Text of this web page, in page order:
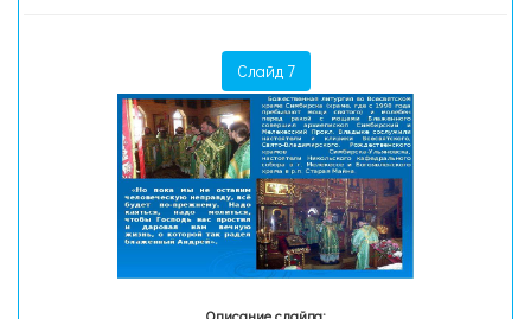
Слайд 7